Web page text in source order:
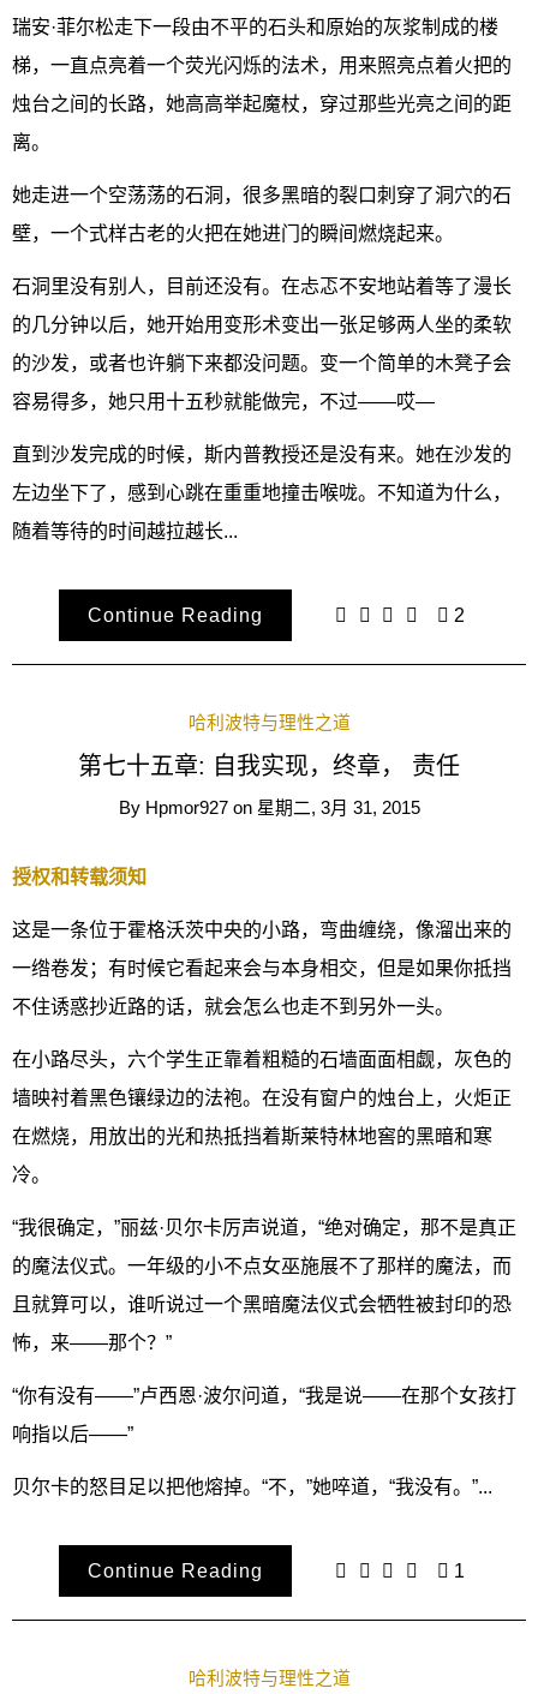
瑞安·菲尔松走下一段由不平的石头和原始的灰浆制成的楼
梯，一直点亮着一个荧光闪烁的法术，用来照亮点着火把的
烛台之间的长路，她高高举起魔杖，穿过那些光亮之间的距
离。
她走进一个空荡荡的石洞，很多黑暗的裂口刺穿了洞穴的石
壁，一个式样古老的火把在她进门的瞬间燃烧起来。
石洞里没有别人，目前还没有。在忐忑不安地站着等了漫长
的几分钟以后，她开始用变形术变出一张足够两人坐的柔软
的沙发，或者也许躺下来都没问题。变一个简单的木凳子会
容易得多，她只用十五秒就能做完，不过——哎—
直到沙发完成的时候，斯内普教授还是没有来。她在沙发的
左边坐下了，感到心跳在重重地撞击喉咙。不知道为什么，
随着等待的时间越拉越长...
Continue Reading 2
哈利波特与理性之道
第七十五章: 自我实现，终章， 责任
By Hpmor927 on 星期二, 3月 31, 2015
授权和转载须知
这是一条位于霍格沃茨中央的小路，弯曲缠绕，像溜出来的
一绺卷发；有时候它看起来会与本身相交，但是如果你抵挡
不住诱惑抄近路的话，就会怎么也走不到另外一头。
在小路尽头，六个学生正靠着粗糙的石墙面面相觑，灰色的
墙映衬着黑色镶绿边的法袍。在没有窗户的烛台上，火炬正
在燃烧，用放出的光和热抵挡着斯莱特林地窖的黑暗和寒
冷。
“我很确定，”丽兹·贝尔卡厉声说道，“绝对确定，那不是真正
的魔法仪式。一年级的小不点女巫施展不了那样的魔法，而
且就算可以，谁听说过一个黑暗魔法仪式会牺牲被封印的恐
怖，来——那个？”
“你有没有——”卢西恩·波尔问道，“我是说——在那个女孩打
响指以后——”
贝尔卡的怒目足以把他熔掉。“不，”她啐道，“我没有。”...
Continue Reading 1
哈利波特与理性之道